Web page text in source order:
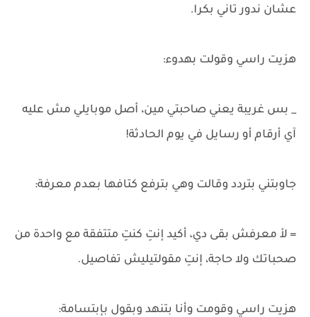
عشان ندور تاني بكرا.
هزيت راسي وقولت بهدوء:
_ بس غريبة يعني صاحبتي مين، أصل موبايلي مش عليه
آي أرقام أو رسايل في يوم الحادثة!
جاوبتني بتردد وقالت وهي بترفع كتافها بعدم معرفة:
= لأ معرفش بقى دي، أكيد إنتِ كنتِ متتفقة مع واحدة من
صحباتك ولا حاجة، إنتِ مقولتيليش تفاصيل.
هزيت راسي وقومت وأنا بتنهد وبقول بإبتسامة: